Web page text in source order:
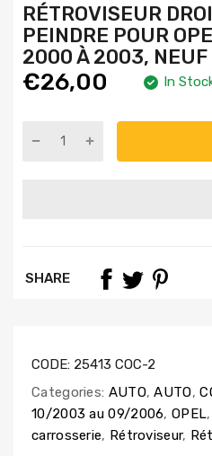
RÉTROVISEUR
PEINDRE POUR
2000 À 2003, NEUF
€26,00 In
SHARE
CODE: 25413 COC-2
Categories: AUTO, AUTO,
10/2003 au 09/2006, OPEL,
carrosserie, Rétroviseur,